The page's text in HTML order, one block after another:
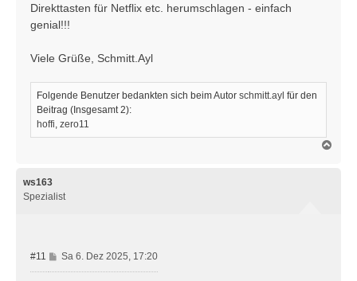
Direkttasten für Netflix etc. herumschlagen - einfach
genial!!!
Viele Grüße, Schmitt.Ayl
Folgende Benutzer bedankten sich beim Autor schmitt.ayl für den
Beitrag (Insgesamt 2):
hoffi zero11
ws163
Spezialist
#11
B
e
Sa 6. Dez 2025, 17:20